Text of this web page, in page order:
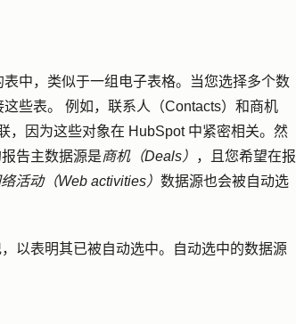
中，类似于一组电子表格。当您选择多个数
些表。 例如，联系人（Contacts）和商机
，因为这些对象在 HubSpot 中紧密相关。然
告主数据源是商机（Deals）
，且您希望在报
活动（Web activities） 数据源也会被自动选
以表明其已被自动选中。自动选中的数据源